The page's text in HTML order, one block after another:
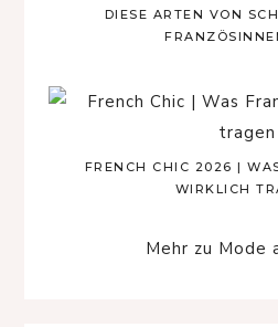
DIESE ARTEN VON
FRENCH CHIC 2026 |
WIRKLICH
Mehr zu Mode